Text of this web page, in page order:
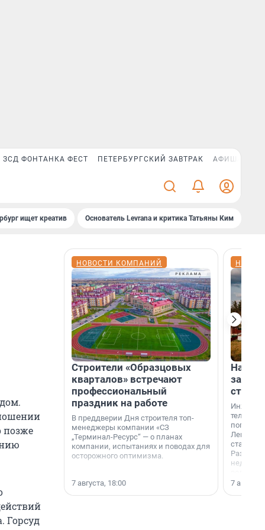
ЗСД ФОНТАНКА ФЕСТ ПЕТЕРБУРГСКИЙ ЗАВТРАК АФИША PLUS
ищет креатив Основатель Levrana и критика Татьяны Ким
позже
Горсуд
НОВОСТИ КОМПАНИЙ
Строители «Образцовых
кварталов» встречают
профессиональный
праздник на работе
В преддверии Дня строителя топ-
менеджеры компании «СЗ
„Терминал-Ресурс“ — о планах
компании, испытаниях и поводах для
осторожного оптимизма.
7 августа, 18:00
На
станции
7